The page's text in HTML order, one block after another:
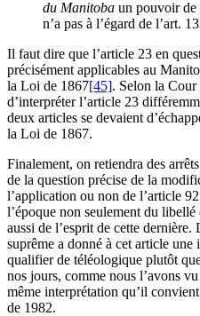
du Manitoba un pouvoir de
n’a pas à l’égard de l’art.
Il faut dire que l’article 23 en
précisément applicables au
la Loi de 1867[45]. Selon la Cour
d’interpréter l’article 23
deux articles se devaient
la Loi de 1867.
Finalement, on retiendra des arrêts
de la question précise de la
l’application ou non de l’article
l’époque non seulement du
aussi de l’esprit de cette
suprême a donné à cet article
qualifier de téléologique plutôt
nos jours, comme nous l’avons
même interprétation qu’il
de 1982.